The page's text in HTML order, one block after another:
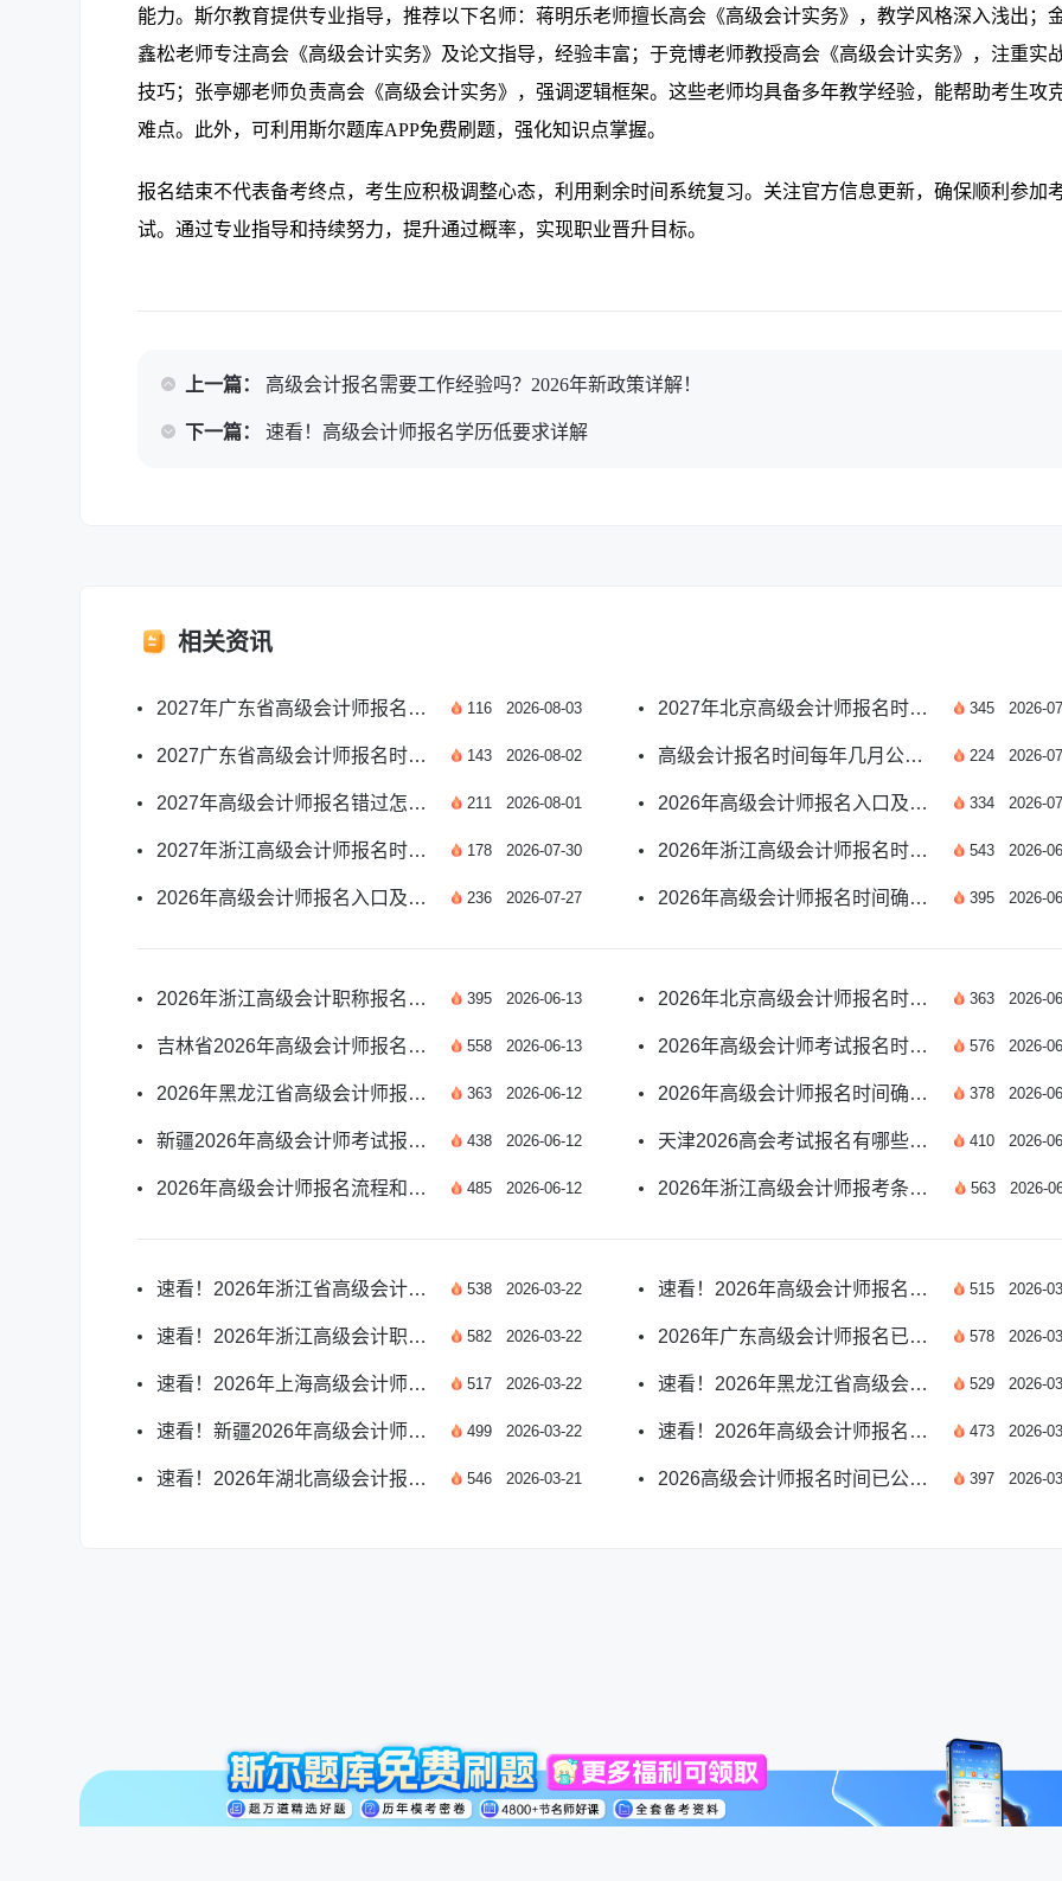
能力。斯尔教育提供专业指导，推荐以下名师：蒋明乐老师擅长高会《高级会计实务》，教学风格深入浅出；
鑫松老师专注高会《高级会计实务》及论文指导，经验丰富；于竞博老师教授高会《高级会计实务》，注重实
技巧；张亭娜老师负责高会《高级会计实务》，强调逻辑框架。这些老师均具备多年教学经验，能帮助考生攻
难点。此外，可利用斯尔题库APP免费刷题，强化知识点掌握。
报名结束不代表备考终点，考生应积极调整心态，利用剩余时间系统复习。关注官方信息更新，确保顺利参加
试。通过专业指导和持续努力，提升通过概率，实现职业晋升目标。
上一篇： 高级会计报名需要工作经验吗？2026年新政策详解！
下一篇： 速看！高级会计师报名学历低要求详解
相关资讯
2027年广东省高级会计师报名月份及报考要点一览 116 2026-08-03
2027广东省高级会计师报名时间及报考要点汇总 143 2026-08-02
2027年高级会计师报名错过怎么办？应对方案汇总 211 2026-08-01
2027年浙江高级会计师报名时间及报考安排汇总 178 2026-07-30
2026年高级会计师报名入口及报名时间安排详解 236 2026-07-27
2027年北京高级会计师报名时间预测及报考指南 345 2026-
高级会计报名时间每年几月公布？附2026年安排 224 2026-
2026年高级会计师报名入口及报名时间如何安排？ 334 2026-
2026年浙江高级会计师报名时间及条件有哪些？ 543 2026-
2026年高级会计师报名时间确定了吗？速看 395 2026-
2026年浙江高级会计职称报名时间是哪天？ 395 2026-06-13
吉林省2026年高级会计师报名须知有哪些？ 558 2026-06-13
2026年黑龙江省高级会计师报名时间是哪天？ 363 2026-06-12
新疆2026年高级会计师考试报名须知有哪些？ 438 2026-06-12
2026年高级会计师报名流程和步骤是什么？ 485 2026-06-12
2026年北京高级会计师报名时间确定了吗？ 363 2026-
2026年高级会计师考试报名时间公布了吗？ 576 2026-
2026年高级会计师报名时间确定了吗？速看 378 2026-
天津2026高会考试报名有哪些重要提示？ 410 2026-
2026年浙江高级会计师报考条件和时间是什么？ 563 2026-
速看！2026年浙江省高级会计师报名时间详解 538 2026-03-22
速看！2026年浙江高级会计职称报名时间详解 582 2026-03-22
速看！2026年上海高级会计师报名时间已确定 517 2026-03-22
速看！新疆2026年高级会计师报名温馨提示 499 2026-03-22
速看！2026年湖北高级会计报名时间全攻略 546 2026-03-21
速看！2026年高级会计师报名时间官方新公布 515 2026-
2026年广东高级会计师报名已结束，备考指南速看！ 578 2026-
速看！2026年黑龙江省高级会计师报名时间详解 529 2026-
速看！2026年高级会计师报名入口时间安排详解 473 2026-
2026高级会计师报名时间已公布！官方详情速览 397 2026-